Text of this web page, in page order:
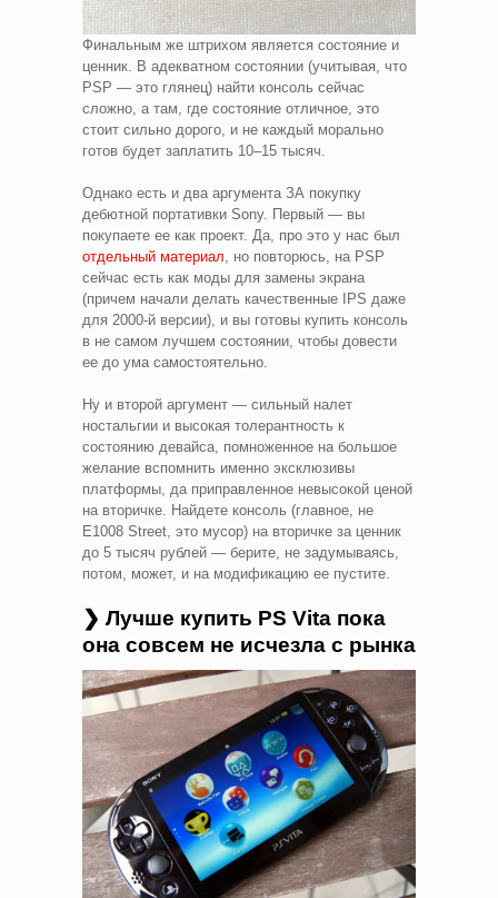
Финальным же штрихом является состояние и
ценник. В адекватном состоянии (учитывая, что
PSP — это глянец) найти консоль сейчас
сложно, а там, где состояние отличное, это
стоит сильно дорого, и не каждый морально
готов будет заплатить 10–15 тысяч.
Однако есть и два аргумента ЗА покупку
дебютной портативки Sony. Первый — вы
покупаете ее как проект. Да, про это у нас был
отдельный материал, но повторюсь, на PSP
сейчас есть как моды для замены экрана
(причем начали делать качественные IPS даже
для 2000-й версии), и вы готовы купить консоль
в не самом лучшем состоянии, чтобы довести
ее до ума самостоятельно.
Ну и второй аргумент — сильный налет
ностальгии и высокая толерантность к
состоянию девайса, помноженное на большое
желание вспомнить именно эксклюзивы
платформы, да приправленное невысокой ценой
на вторичке. Найдете консоль (главное, не
Е1008 Street, это мусор) на вторичке за ценник
до 5 тысяч рублей — берите, не задумываясь,
потом, может, и на модификацию ее пустите.
❯ Лучше купить PS Vita пока
она совсем не исчезла с рынка